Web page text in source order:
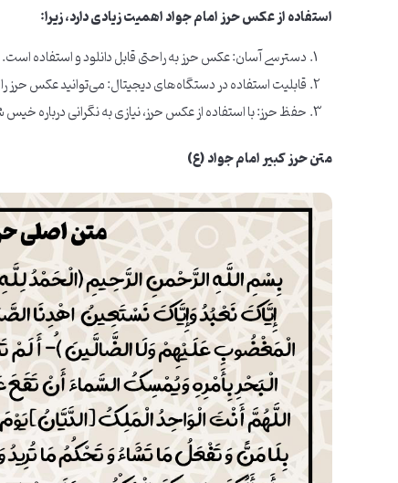
استفاده از عکس حرز امام جواد اهمیت زیادی دارد، زیرا:
دسترسی آسان: عکس حرز به راحتی قابل دانلود و استفاده است.
قابلیت استفاده در دستگاه‌های دیجیتال: می‌توانید عکس حرز را
حفظ حرز: با استفاده از عکس حرز، نیازی به نگرانی درباره
متن حرز کبیر امام جواد (ع)